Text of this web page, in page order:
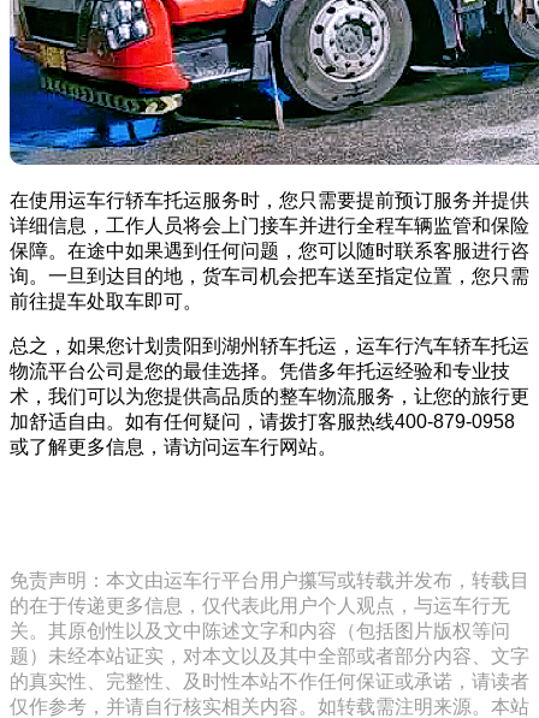
在使用运车行轿车托运服务时，您只需要提前预订服务并提供
详细信息，工作人员将会上门接车并进行全程车辆监管和保险
保障。在途中如果遇到任何问题，您可以随时联系客服进行咨
询。一旦到达目的地，货车司机会把车送至指定位置，您只需
前往提车处取车即可。
总之，如果您计划贵阳到湖州轿车托运，运车行汽车轿车托运
物流平台公司是您的最佳选择。凭借多年托运经验和专业技
术，我们可以为您提供高品质的整车物流服务，让您的旅行更
加舒适自由。如有任何疑问，请拨打客服热线400-879-0958
或了解更多信息，请访问运车行网站。
免责声明：本文由运车行平台用户攥写或转载并发布，转载目
的在于传递更多信息，仅代表此用户个人观点，与运车行无
关。其原创性以及文中陈述文字和内容（包括图片版权等问
题）未经本站证实，对本文以及其中全部或者部分内容、文字
的真实性、完整性、及时性本站不作任何保证或承诺，请读者
仅作参考，并请自行核实相关内容。如转载需注明来源。本站